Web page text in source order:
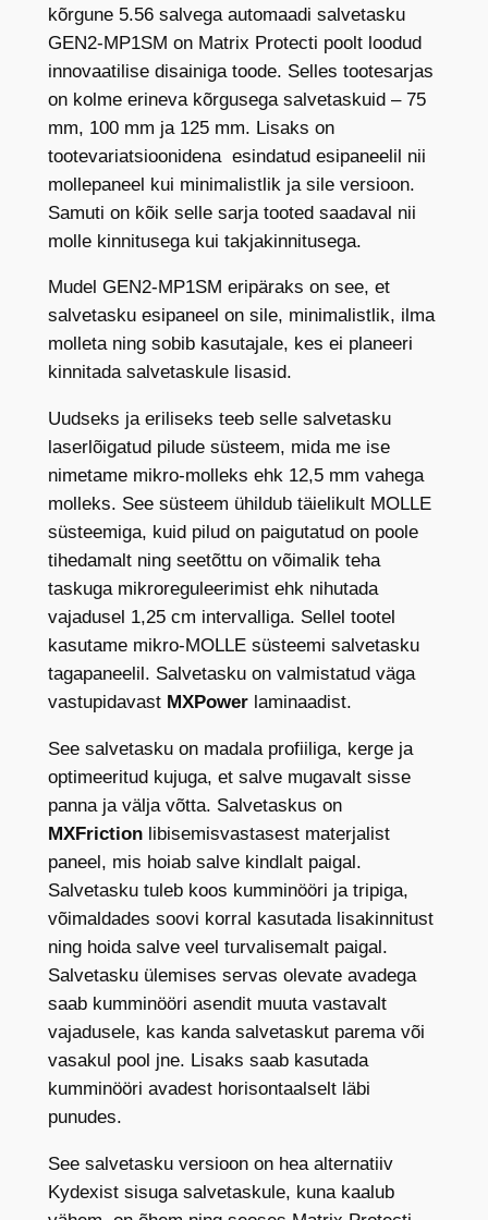
u
t
o
m
a
a
d
i
s
l
v
e
t
a
s
M
P
1
M
,
a
t
u
d
5
.
5
6
,
1
2
5
m
m
E
d
kõrgune 5.56 salvega automaadi salvetasku
GEN2-MP1SM on Matrix Protecti poolt loodud
innovaatilise disainiga toode. Selles tootesarjas
on kolme erineva kõrgusega salvetaskuid – 75
mm, 100 mm ja 125 mm. Lisaks on
tootevariatsioonidena esindatud esipaneelil nii
mollepaneel kui minimalistlik ja sile versioon.
Samuti on kõik selle sarja tooted saadaval nii
molle kinnitusega kui takjakinnitusega.
Mudel GEN2-MP1SM eripäraks on see, et
salvetasku esipaneel on sile, minimalistlik, ilma
molleta ning sobib kasutajale, kes ei planeeri
kinnitada salvetaskule lisasid.
Uudseks ja eriliseks teeb selle salvetasku
laserlõigatud pilude süsteem, mida me ise
nimetame mikro-molleks ehk 12,5 mm vahega
molleks. See süsteem ühildub täielikult MOLLE
süsteemiga, kuid pilud on paigutatud on poole
tihedamalt ning seetõttu on võimalik teha
taskuga mikroreguleerimist ehk nihutada
vajadusel 1,25 cm intervalliga. Sellel tootel
kasutame mikro-MOLLE süsteemi salvetasku
tagapaneelil. Salvetasku on valmistatud väga
vastupidavast MXPowerlaminaadist.
See salvetasku on madala profiiliga, kerge ja
optimeeritud kujuga, et salve mugavalt sisse
panna ja välja võtta. Salvetaskus on
MXFrictionlibisemisvastasest materjalist
paneel, mis hoiab salve kindlalt paigal.
Salvetasku tuleb koos kumminööri ja tripiga,
võimaldades soovi korral kasutada lisakinnitust
ning hoida salve veel turvalisemalt paigal.
Salvetasku ülemises servas olevate avadega
saab kumminööri asendit muuta vastavalt
vajadusele, kas kanda salvetaskut parema või
vasakul pool jne. Lisaks saab kasutada
kumminööri avadest horisontaalselt läbi
punudes.
See salvetasku versioon on hea alternatiiv
Kydexist sisuga salvetaskule, kuna kaalub